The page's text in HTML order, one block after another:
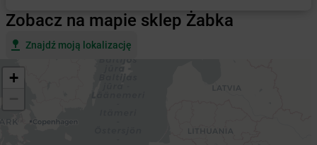
Zobacz na mapie sklep Żabka
Znajdź moją lokalizację
+